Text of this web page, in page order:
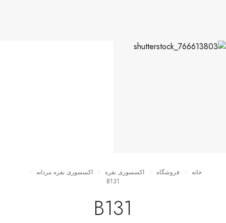
خانه فروشگاه اکسسوری نقره
اکسسوری نقره مردانه
B131
B131